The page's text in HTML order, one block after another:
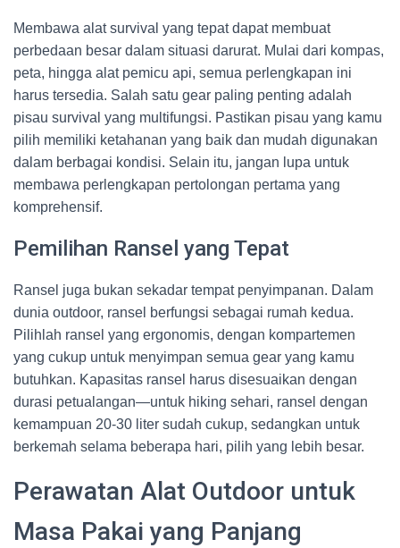
Membawa alat survival yang tepat dapat membuat
perbedaan besar dalam situasi darurat. Mulai dari kompas,
peta, hingga alat pemicu api, semua perlengkapan ini
harus tersedia. Salah satu gear paling penting adalah
pisau survival yang multifungsi. Pastikan pisau yang kamu
pilih memiliki ketahanan yang baik dan mudah digunakan
dalam berbagai kondisi. Selain itu, jangan lupa untuk
membawa perlengkapan pertolongan pertama yang
komprehensif.
Pemilihan Ransel yang Tepat
Ransel juga bukan sekadar tempat penyimpanan. Dalam
dunia outdoor, ransel berfungsi sebagai rumah kedua.
Pilihlah ransel yang ergonomis, dengan kompartemen
yang cukup untuk menyimpan semua gear yang kamu
butuhkan. Kapasitas ransel harus disesuaikan dengan
durasi petualangan—untuk hiking sehari, ransel dengan
kemampuan 20-30 liter sudah cukup, sedangkan untuk
berkemah selama beberapa hari, pilih yang lebih besar.
Perawatan Alat Outdoor untuk
Masa Pakai yang Panjang